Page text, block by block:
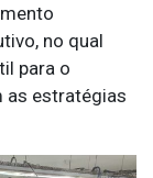
no qual
para o
as estratégias